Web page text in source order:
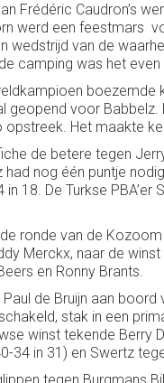
Frédéric Caudron’s
werd een feestmars
wedstrijd van de
camping was het
geopend voor
Het maakte
de betere tegen
nog één puntje
18. De Turkse
ronde van de
Merckx, naar de
en Ronny Brants.
de Bruijn aan
stak in een
winst tekende Berry
34 in 31) en Swertz